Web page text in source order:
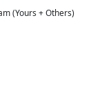
(Yours + Others)